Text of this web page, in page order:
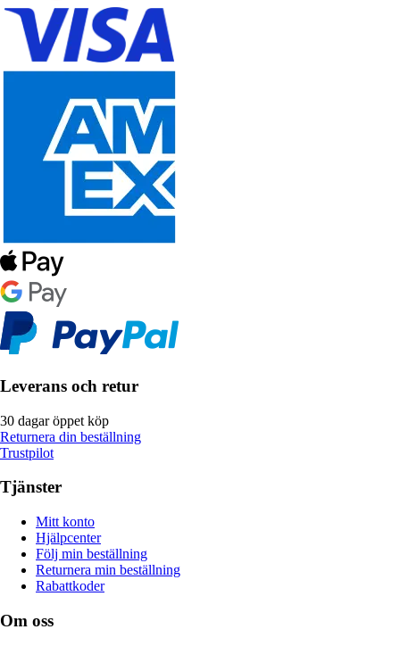
Leverans och retur
30 dagar öppet köp
Returnera din beställning
Trustpilot
Tjänster
Mitt konto
Hjälpcenter
Följ min beställning
Returnera min beställning
Rabattkoder
Om oss